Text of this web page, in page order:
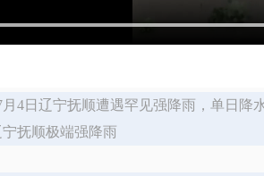
月4日辽宁抚顺遭遇罕见强降雨，单日
宁抚顺极端强降雨